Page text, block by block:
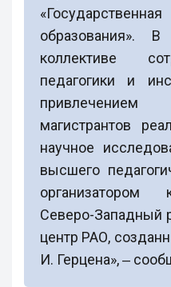
образования».
коллективе
педагогики и
магистрантов
научное
высшего
организатором
Северо-Западный
центр РАО,
И. Герцена», ‒